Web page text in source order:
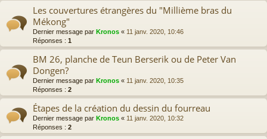
Les couvertures étrangères du "Millième bras du
Mékong"
Dernier message par Kronos « 11 janv. 2020, 10:46
Réponses : 1
BM 26, planche de Teun Berserik ou de Peter Van
Dongen?
Dernier message par Kronos « 11 janv. 2020, 10:35
Réponses : 2
Étapes de la création du dessin du fourreau
Dernier message par Kronos « 11 janv. 2020, 10:32
Réponses : 2